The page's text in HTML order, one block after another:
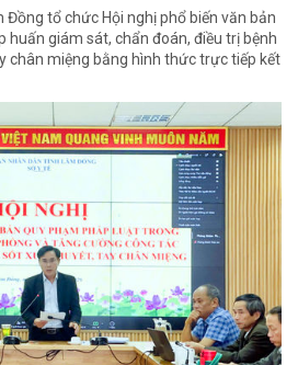
Đồng tổ chức Hội nghị phổ biến văn bản
huấn giám sát, chẩn đoán, điều trị bệnh
chân miệng bằng hình thức trực tiếp kết